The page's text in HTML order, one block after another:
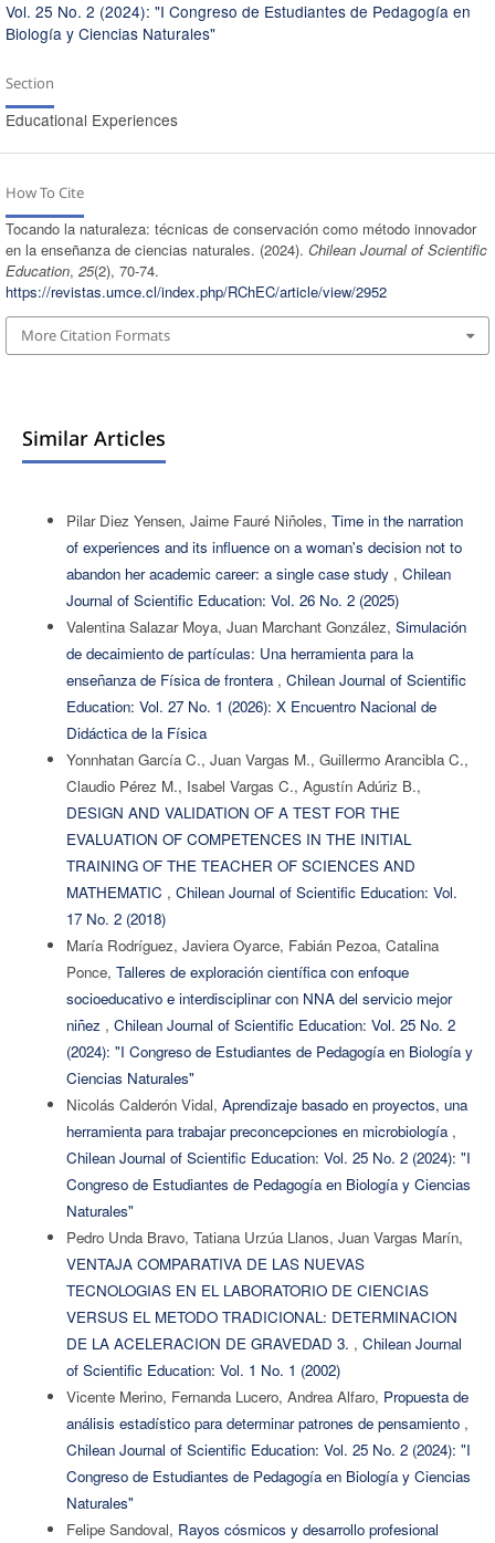
Vol. 25 No. 2 (2024): "I Congreso de Estudiantes de Pedagogía en
Biología y Ciencias Naturales"
Section
Educational Experiences
How To Cite
Tocando la naturaleza: técnicas de conservación como método innovador
en la enseñanza de ciencias naturales. (2024). Chilean Journal of Scientific
Education, 25(2), 70-74.
https://revistas.umce.cl/index.php/RChEC/article/view/2952
More Citation Formats
Similar Articles
Pilar Diez Yensen, Jaime Fauré Niñoles, Time in the narration
of experiences and its influence on a woman's decision not to
abandon her academic career: a single case study , Chilean
Journal of Scientific Education: Vol. 26 No. 2 (2025)
Valentina Salazar Moya, Juan Marchant González, Simulación
de decaimiento de partículas: Una herramienta para la
enseñanza de Física de frontera , Chilean Journal of Scientific
Education: Vol. 27 No. 1 (2026): X Encuentro Nacional de
Didáctica de la Física
Yonnhatan García C., Juan Vargas M., Guillermo Arancibla C.,
Claudio Pérez M., Isabel Vargas C., Agustín Adúriz B.,
DESIGN AND VALIDATION OF A TEST FOR THE
EVALUATION OF COMPETENCES IN THE INITIAL
TRAINING OF THE TEACHER OF SCIENCES AND
MATHEMATIC , Chilean Journal of Scientific Education: Vol.
17 No. 2 (2018)
María Rodríguez, Javiera Oyarce, Fabián Pezoa, Catalina
Ponce, Talleres de exploración científica con enfoque
socioeducativo e interdisciplinar con NNA del servicio mejor
niñez , Chilean Journal of Scientific Education: Vol. 25 No. 2
(2024): "I Congreso de Estudiantes de Pedagogía en Biología y
Ciencias Naturales"
Nicolás Calderón Vidal, Aprendizaje basado en proyectos, una
herramienta para trabajar preconcepciones en microbiología ,
Chilean Journal of Scientific Education: Vol. 25 No. 2 (2024): "I
Congreso de Estudiantes de Pedagogía en Biología y Ciencias
Naturales"
Pedro Unda Bravo, Tatiana Urzúa Llanos, Juan Vargas Marín,
VENTAJA COMPARATIVA DE LAS NUEVAS
TECNOLOGIAS EN EL LABORATORIO DE CIENCIAS
VERSUS EL METODO TRADICIONAL: DETERMINACION
DE LA ACELERACION DE GRAVEDAD 3. , Chilean Journal
of Scientific Education: Vol. 1 No. 1 (2002)
Vicente Merino, Fernanda Lucero, Andrea Alfaro, Propuesta de
análisis estadístico para determinar patrones de pensamiento ,
Chilean Journal of Scientific Education: Vol. 25 No. 2 (2024): "I
Congreso de Estudiantes de Pedagogía en Biología y Ciencias
Naturales"
Felipe Sandoval, Rayos cósmicos y desarrollo profesional